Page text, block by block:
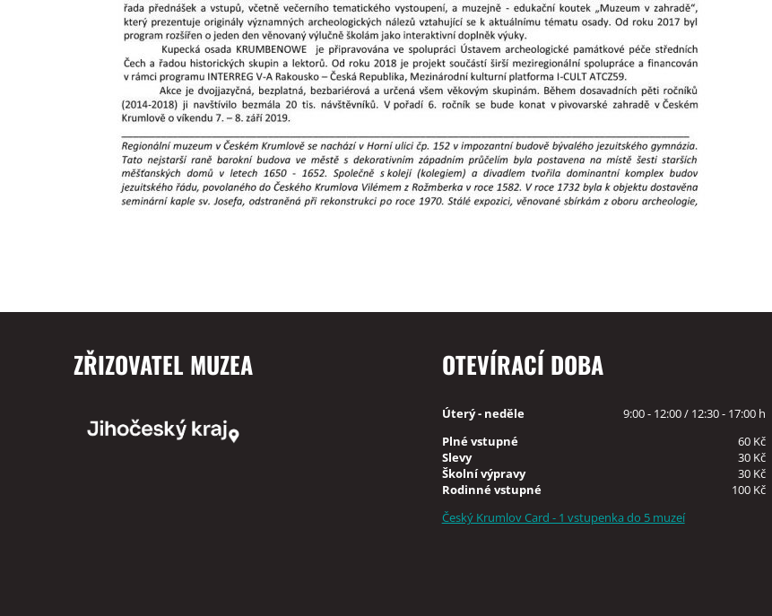
ZŘIZOVATEL MUZEA OTEVÍRACÍ DOBA
Úterý - neděle
9:00 - 12:00 / 12:30 - 17:00 h
Plné vstupné
60 Kč
Slevy
30 Kč
Školní výpravy
30 Kč
Rodinné vstupné
100 Kč
Český Krumlov Card - 1 vstupenka do 5 muzeí